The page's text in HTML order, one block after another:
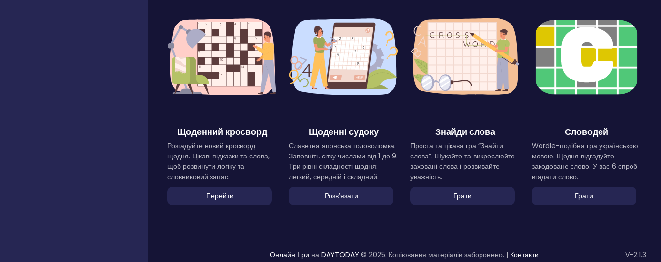
Щоденний кросворд
Розгадуйте новий кросворд
щодня. Цікаві підказки та слова,
щоб розвинути логіку та
словниковий запас.
Перейти
Щоденні судоку
Славетна японська головоломка.
Заповніть сітку числами від 1 до 9.
Три рівні складності щодня:
легкий, середній і складний.
Розвʼязати
Знайди слова
Проста та цікава гра “Знайти
слова”. Шукайте та викреслюйте
заховані слова і розвивайте
уважність.
Грати
Словодей
Wordle-подібна гра українською
мовою. Щодня відгадуйте
закодоване слово. У вас 6 спроб
вгадати слово.
Грати
Онлайн Ігри на DAYTODAY © 2025. Копіювання матеріалів заборонено. | Контакти V-2.1.3